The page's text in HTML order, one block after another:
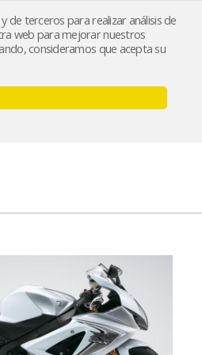
de terceros para realizar análisis de
web para mejorar nuestros
consideramos que acepta su